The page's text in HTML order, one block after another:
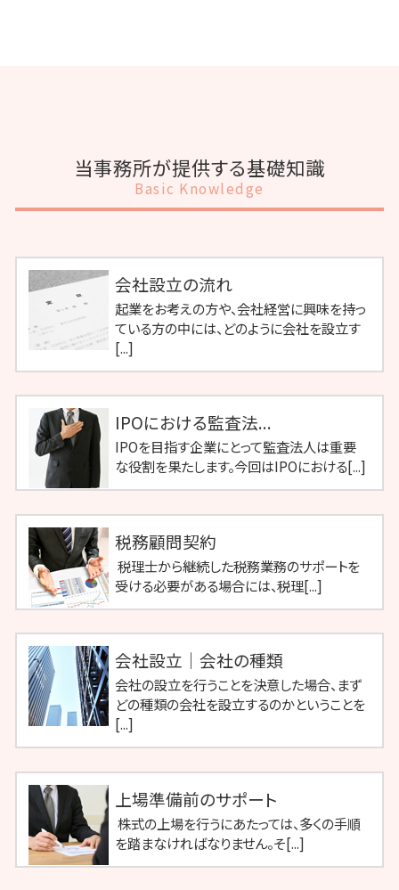
当事務所が提供する基礎知識
Basic Knowledge
会社設立の流れ
起業をお考えの方や、会社経営に興味を持っ
ている方の中には、どのように会社を設立す
[...]
IPOにおける監査法...
IPOを目指す企業にとって監査法人は重要
な役割を果たします。今回はIPOにおける[...]
税務顧問契約
税理士から継続した税務業務のサポートを
受ける必要がある場合には、税理[...]
会社設立｜会社の種類
会社の設立を行うことを決意した場合、まず
どの種類の会社を設立するのかということを
[...]
上場準備前のサポート
株式の上場を行うにあたっては、多くの手順
を踏まなければなりません。そ[...]